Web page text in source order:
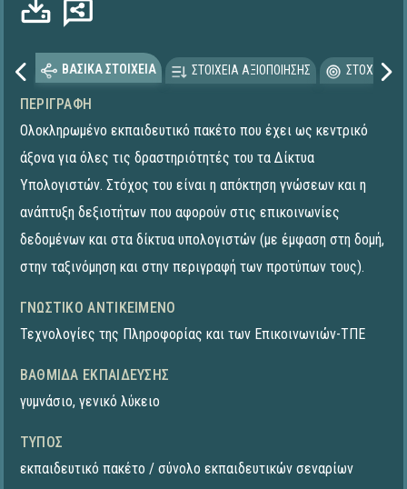
ΒΑΣΙΚΑ ΣΤΟΙΧΕΙΑ ΣΤΟΙΧΕΙΑ ΑΞΙΟΠΟΙΗΣΗΣ
ΠΕΡΙΓΡΑΦΉ
Ολοκληρωμένο εκπαιδευτικό πακέτο που έχει ως κεντρικό
άξονα για όλες τις δραστηριότητές του τα Δίκτυα
Υπολογιστών. Στόχος του είναι η απόκτηση γνώσεων και η
ανάπτυξη δεξιοτήτων που αφορούν στις επικοινωνίες
δεδομένων και στα δίκτυα υπολογιστών (με έμφαση στη δομή,
στην ταξινόμηση και στην περιγραφή των προτύπων τους).
ΓΝΩΣΤΙΚΌ ΑΝΤΙΚΕΊΜΕΝΟ
Τεχνολογίες της Πληροφορίας και των Επικοινωνιών-ΤΠΕ
ΒΑΘΜΊΔΑ ΕΚΠΑΊΔΕΥΣΗΣ
γυμνάσιο, γενικό λύκειο
ΤΎΠΟΣ
εκπαιδευτικό πακέτο / σύνολο εκπαιδευτικών σεναρίων